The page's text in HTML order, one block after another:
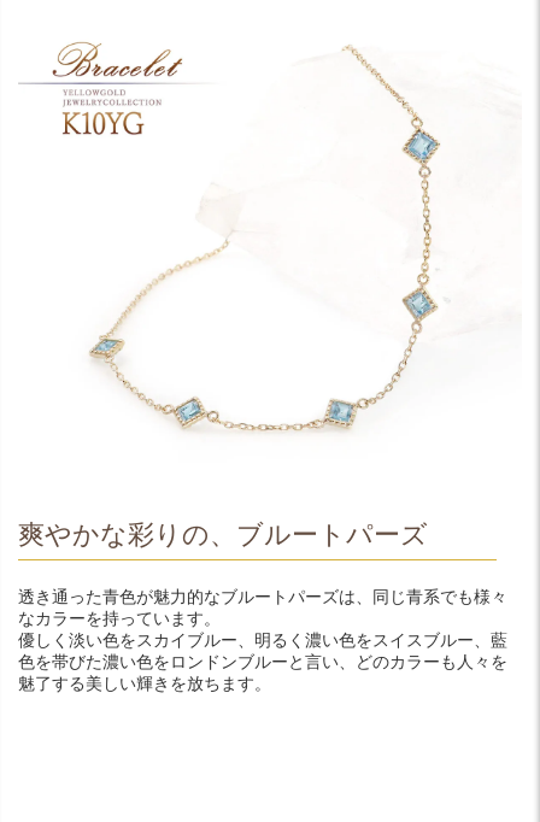
爽やかな彩りの、ブルートパーズ
透き通った青色が魅力的なブルートパーズは、同じ青系でも様々
なカラーを持っています。
優しく淡い色をスカイブルー、明るく濃い色をスイスブルー、藍
色を帯びた濃い色をロンドンブルーと言い、どのカラーも人々を
魅了する美しい輝きを放ちます。